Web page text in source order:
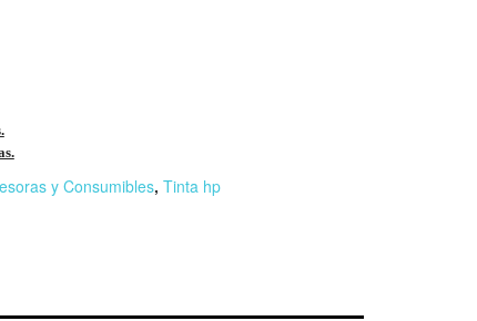
y Consumibles, Tinta hp